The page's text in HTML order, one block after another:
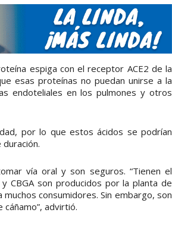
espiga con el receptor ACE2 de la
esas proteínas no puedan unirse a la
endoteliales en los pulmones y otros
por lo que estos ácidos se podrían
vía oral y son seguros. “Tienen el
CBGA son producidos por la planta de
consumidores. Sin embargo, son
advirtió.